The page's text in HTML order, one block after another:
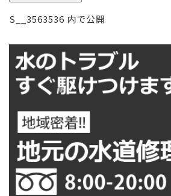
投
ナ
ビ
ゲ
ー
シ
ョ
ン
S__3563536 内で公開